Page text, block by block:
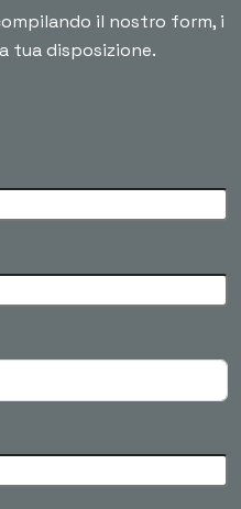
il nostro form, i
tua disposizione.